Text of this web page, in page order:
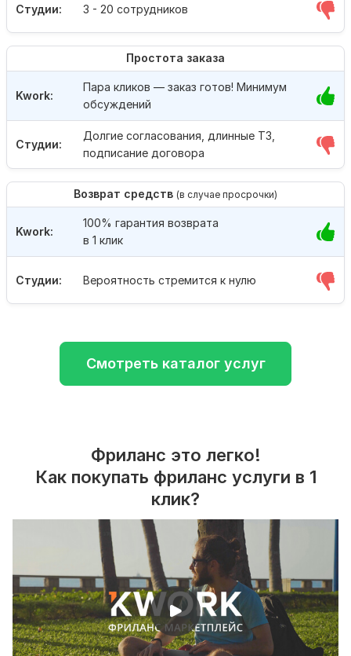
Студии: 3 - 20 сотрудников
Простота заказа
Студии:
Долгие согласования, длинные ТЗ,
подписание договора
Kwork:
Пара кликов — заказ готов! Минимум
обсуждений
Возврат средств (в случае просрочки)
Студии: Вероятность стремится к нулю
Kwork:
100% гарантия возврата
в 1 клик
Смотреть каталог услуг
Фриланс это легко!
Как покупать фриланс услуги в 1
клик?